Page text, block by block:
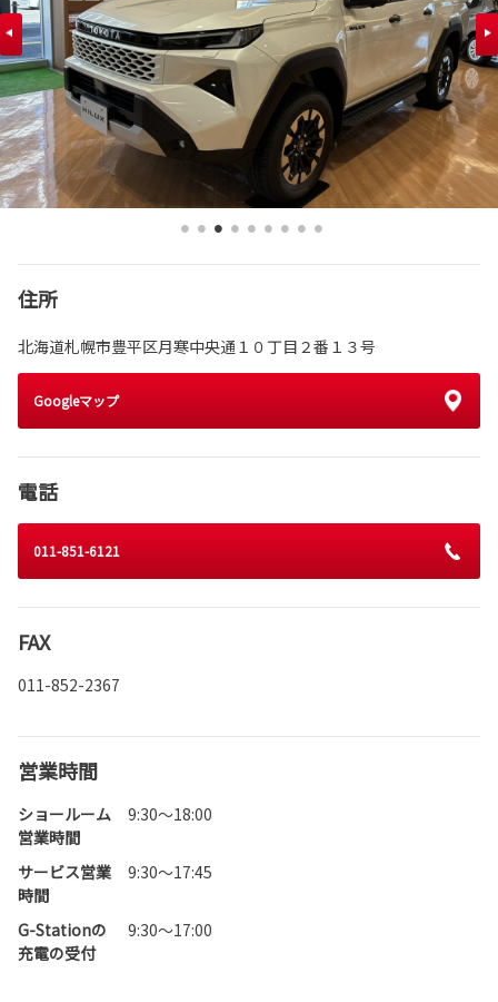
住所
北海道札幌市豊平区月寒中央通１０丁目２番１３号
Googleマップ
電話
011-851-6121
FAX
011-852-2367
営業時間
ショールーム
営業時間
9:30～18:00
サービス営業
時間
9:30～17:45
G-Stationの
充電の受付
9:30～17:00